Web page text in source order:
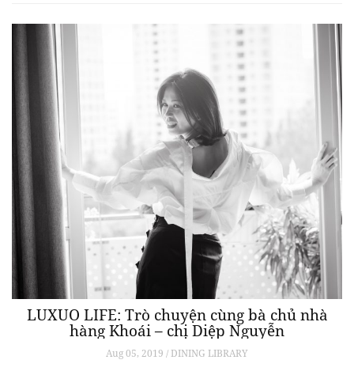
LUXUO LIFE: Trò chuyện cùng bà chủ nhà
hàng Khoái – chị Diệp Nguyễn
Aug 05, 2019 / DINING LIBRARY